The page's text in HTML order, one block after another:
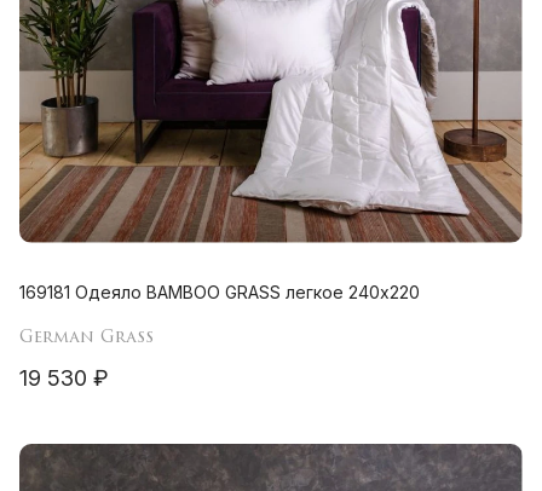
169181 Одеяло BAMBOO GRASS легкое 240х220
German Grass
19 530 ₽